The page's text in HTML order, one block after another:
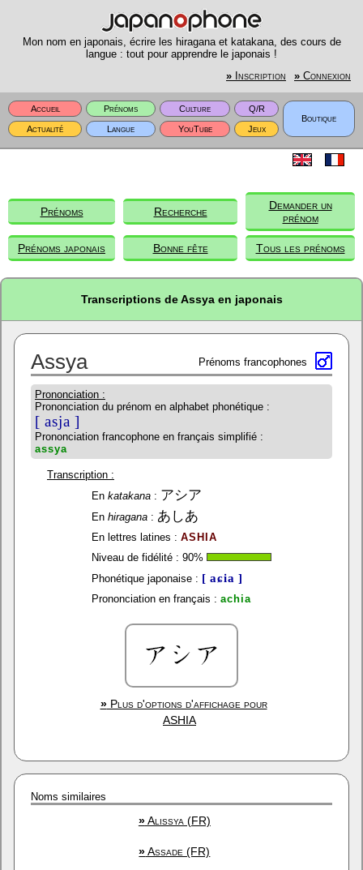
Mon nom en japonais, écrire les hiragana et katakana, des cours de
langue : tout pour apprendre le japonais !
» Inscription » Connexion
Accueil Prénoms Culture
Q/R
Boutique
Actualité
Langue YouTube Jeux
Prénoms Recherche
Demander un
prénom
Prénoms japonais Bonne fête Tous les prénoms
Transcriptions de Assya en japonais
Assya Prénoms francophones
Prononciation :
Prononciation du prénom en alphabet phonétique :
[ asja ]
Prononciation francophone en français simplifié :
assya
Transcription :
En katakana : アシア
En hiragana : あしあ
En lettres latines : ASHIA
Niveau de fidélité : 90%
Phonétique japonaise : [ aɕia ]
Prononciation en français : achia
»Plus d'options d'affichage pour
ASHIA
Noms similaires
»Alissya (FR)
»Assade (FR)